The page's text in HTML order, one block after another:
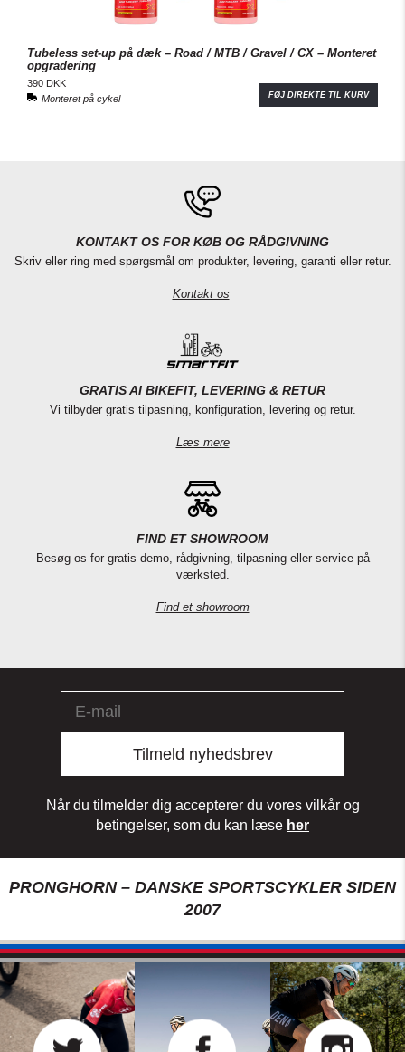
Tubeless set-up på dæk – Road / MTB / Gravel / CX – Monteret
opgradering
390 DKK
Monteret på cykel
FØJ DIREKTE TIL KURV
KONTAKT OS FOR KØB OG RÅDGIVNING
Skriv eller ring med spørgsmål om produkter, levering, garanti eller retur.
Kontakt os
GRATIS AI BIKEFIT, LEVERING & RETUR
Vi tilbyder gratis tilpasning, konfiguration, levering og retur.
Læs mere
FIND ET SHOWROOM
Besøg os for gratis demo, rådgivning, tilpasning eller service på
værksted.
Find et showroom
Tilmeld nyhedsbrev
Når du tilmelder dig accepterer du vores vilkår og
betingelser, som du kan læse her
PRONGHORN – DANSKE SPORTSCYKLER SIDEN
2007